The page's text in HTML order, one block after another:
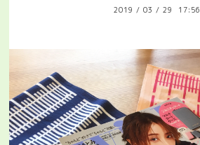
2019 / 03 / 29 17:56